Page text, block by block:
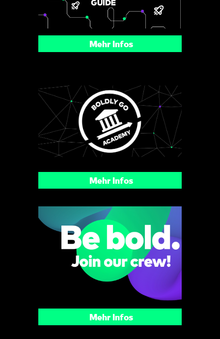
Mehr Infos
Mehr Infos
Mehr Infos